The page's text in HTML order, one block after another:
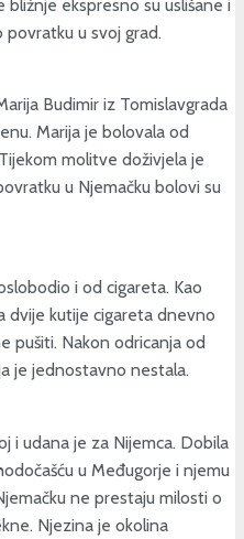
bližnje ekspresno su uslišane i
u svoj grad.
Budimir iz Tomislavgrada
Marija je bolovala od
molitve doživjela je
u Njemačku bolovi su
i od cigareta. Kao
dvije kutije cigareta dnevno
pušiti. Nakon odricanja od
je jednostavno nestala.
i udana je za Nijemca. Dobila
u Međugorje i njemu
ne prestaju milosti o
Njezina je okolina